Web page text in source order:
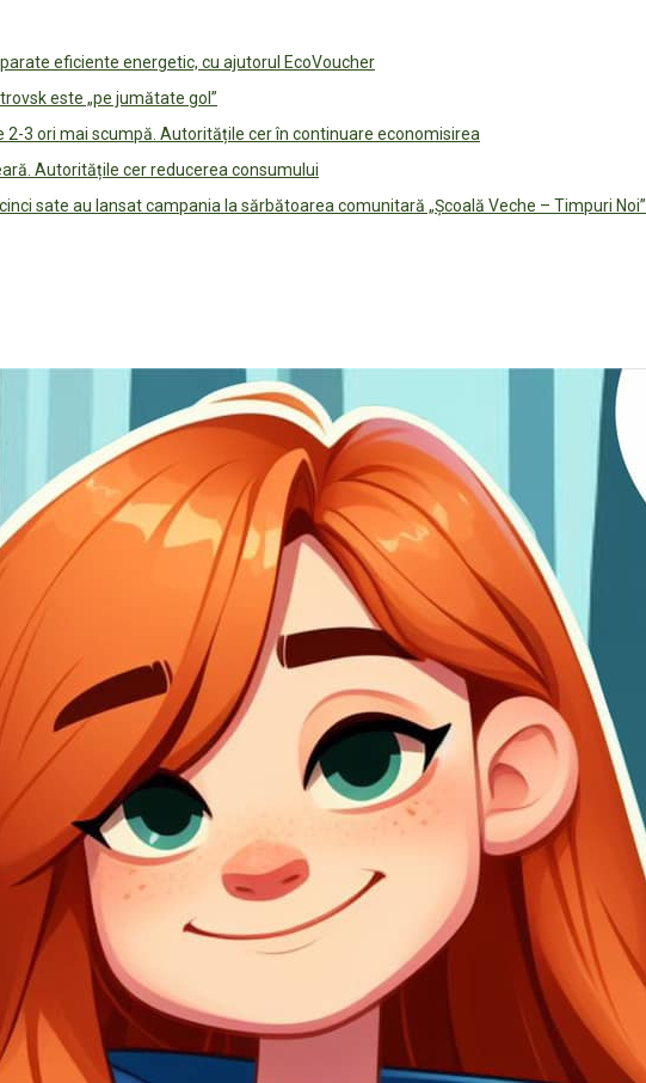
eficiente energetic, cu ajutorul EcoVoucher
este „pe jumătate gol”
3 ori mai scumpă. Autoritățile cer în continuare economisirea
Autoritățile cer reducerea consumului
sate au lansat campania la sărbătoarea comunitară „Școală Veche – Timpuri Noi”